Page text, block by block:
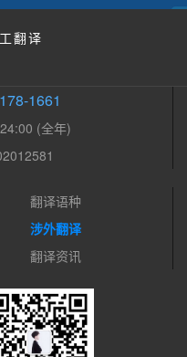
翻译
1661
(全年)
翻译语种
涉外翻译
翻译资讯